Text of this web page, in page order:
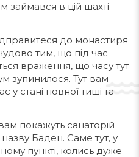
займався в цій шахті
до монастиря
тим, що під час
враження, що часу тут
зупинилося. Тут вам
стані повної тиші та
покажуть санаторій
назву Баден. Саме тут, у
пункті, колись дуже